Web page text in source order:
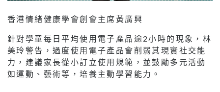
香港情緒健康學會創會主席黃廣興
針對學童每日平均使用電子產品逾2小時的現象，林
美玲警告，過度使用電子產品會削弱其現實社交能
力，建議家長從小訂立使用規範，並鼓勵多元活動
如運動、藝術等，培養主動學習能力。